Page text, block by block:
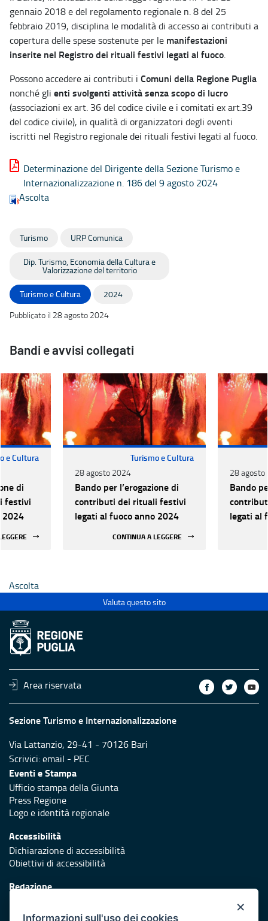
gennaio 2018 e del regolamento regionale n. 8 del 25
febbraio 2019, disciplina le modalità di accesso ai contributi a
copertura delle spese sostenute per le manifestazioni
inserite nel Registro dei rituali festivi legati al fuoco.
Possono accedere ai contributi i Comuni della Regione Puglia
nonché gli enti svolgenti attività senza scopo di lucro
(associazioni ex art. 36 del codice civile e i comitati ex art.39
del codice civile), in qualità di organizzatori degli eventi
iscritti nel Registro regionale dei rituali festivi legati al fuoco.
Determinazione del Dirigente della Sezione Turismo e
Internazionalizzazione n. 186 del 9 agosto 2024
Ascolta
Turismo URP Comunica
Dip. Turismo, Economia della Cultura e
Valorizzazione del territorio
Turismo e Cultura
2024
Pubblicato il 28 agosto 2024
Bandi e avvisi collegati
e Cultura
di
festivi
2024
Turismo e Cultura
28 agosto 2024
Bando per l’erogazione di
contributi dei rituali festivi
legati al fuoco anno 2024
CONTINUA A LEGGERE
28 agosto
Bando
legati al
Ascolta
Valuta questo sito
Area riservata
Sezione Turismo e Internazionalizzazione
Via Lattanzio, 29-41 - 70126 Bari
Scrivici:email - PEC
Eventi e Stampa
Ufficio stampa della Giunta
Press Regione
Logo e identità regionale
Accessibilità
Dichiarazione di accessibilità
Obiettivi di accessibilità
Redazione
×
Informazioni sull'uso dei cookies